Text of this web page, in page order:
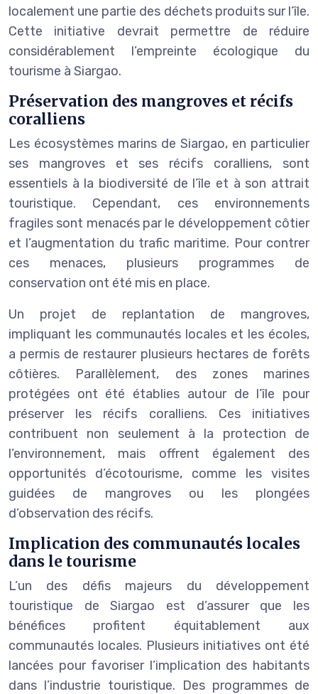
localement une partie des déchets produits sur l’île.
Cette initiative devrait permettre de réduire
considérablement l’empreinte écologique du
tourisme à Siargao.
Préservation des mangroves et récifs
coralliens
Les écosystèmes marins de Siargao, en particulier
ses mangroves et ses récifs coralliens, sont
essentiels à la biodiversité de l’île et à son attrait
touristique. Cependant, ces environnements
fragiles sont menacés par le développement côtier
et l’augmentation du trafic maritime. Pour contrer
ces menaces, plusieurs programmes de
conservation ont été mis en place.
Un projet de replantation de mangroves,
impliquant les communautés locales et les écoles,
a permis de restaurer plusieurs hectares de forêts
côtières. Parallèlement, des zones marines
protégées ont été établies autour de l’île pour
préserver les récifs coralliens. Ces initiatives
contribuent non seulement à la protection de
l’environnement, mais offrent également des
opportunités d’écotourisme, comme les visites
guidées de mangroves ou les plongées
d’observation des récifs.
Implication des communautés locales
dans le tourisme
L’un des défis majeurs du développement
touristique de Siargao est d’assurer que les
bénéfices profitent équitablement aux
communautés locales. Plusieurs initiatives ont été
lancées pour favoriser l’implication des habitants
dans l’industrie touristique. Des programmes de